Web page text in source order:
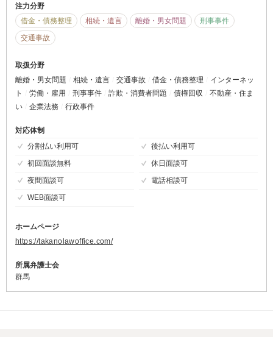
注力分野
借金・債務整理
相続・遺言 離婚・男女問題
刑事事件
交通事故
取扱分野
離婚・男女問題
相続・遺言 交通事故 借金・債務整理
インターネッ
ト
労働・雇用 刑事事件 詐欺・消費者問題 債権回収
不動産・住ま
い
企業法務 行政事件
対応体制
分割払い利用可
後払い利用可
初回面談無料
休日面談可
夜間面談可
電話相談可
WEB面談可
ホームページ
https://takanolawoffice.com/
所属弁護士会
群馬